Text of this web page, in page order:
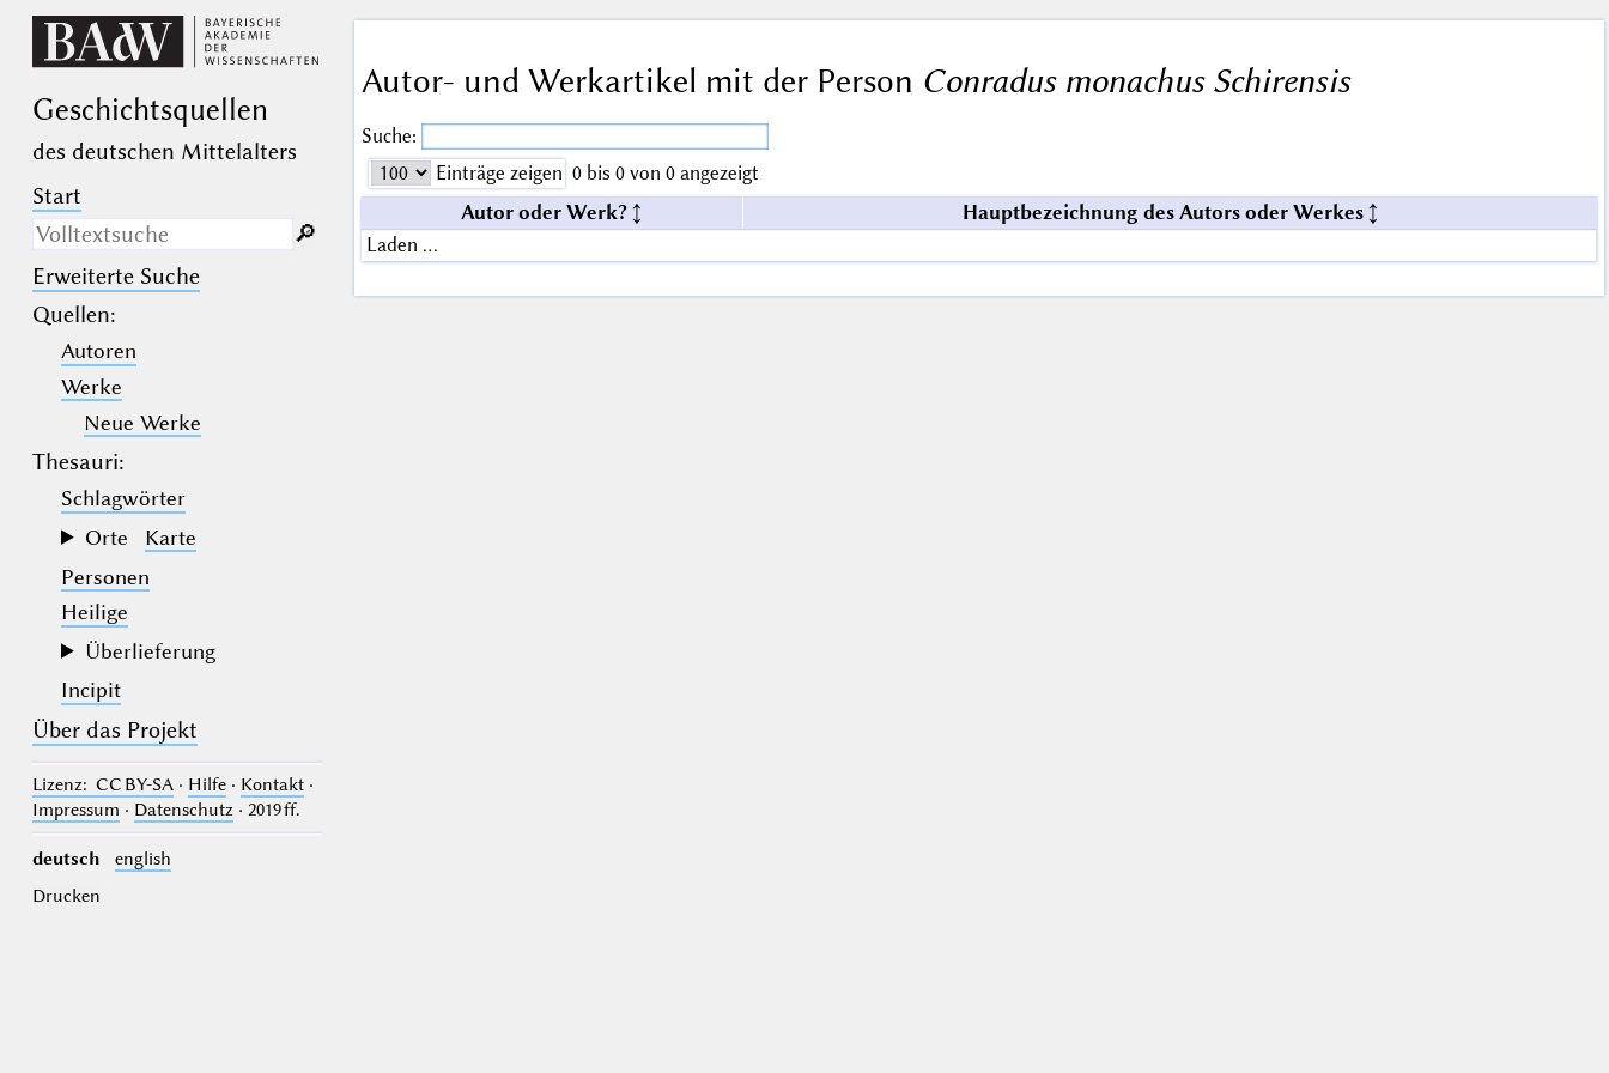
Geschichts­quellen
des deutschen Mittelalters
Start
Nur in Beschreibungs­texten
suchen
(der Unterstrich) ist Platzhalter für
genau ein Zeichen.
(das Prozentzeichen) ist Platzhalter
für kein, ein oder mehr als ein
Zeichen.
🔎︎
Erweiterte Suche
Quellen:
Autoren
Werke
Neue Werke
Thesauri:
Schlagwörter
Orte
Karte
Personen
Heilige
Überlieferung
Incipit
Über das Projekt
Lizenz: CC BY-SA· Hilfe· Kontakt·
Impressum · Datenschutz· 2019 ff.
deutsch
english
Drucken
Autor- und Werkartikel mit der Person Conradus monachus Schirensis
Suche:
Einträge zeigen 0 bis 0 von 0 angezeigt
Autor oder Werk?
Hauptbezeichnung des Autors oder Werkes
Laden …